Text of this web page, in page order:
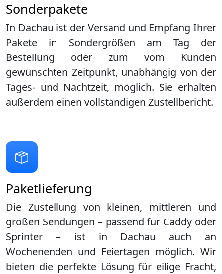
Paketlieferung
Die Zustellung von kleinen, mittleren und
großen Sendungen – passend für Caddy oder
Sprinter – ist in Dachau auch an
Wochenenden und Feiertagen möglich. Wir
bieten die perfekte Lösung für eilige Fracht,
Sonderpakete
In Dachau ist der Versand und Empfang Ihrer
Pakete in Sondergrößen am Tag der
Bestellung oder zum vom Kunden
gewünschten Zeitpunkt, unabhängig von der
Tages- und Nachtzeit, möglich. Sie erhalten
außerdem einen vollständigen Zustellbericht.